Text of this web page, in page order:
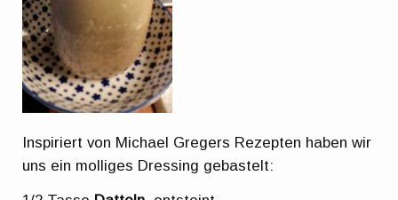
Inspiriert von Michael Gregers Rezepten haben wir
uns ein molliges Dressing gebastelt: